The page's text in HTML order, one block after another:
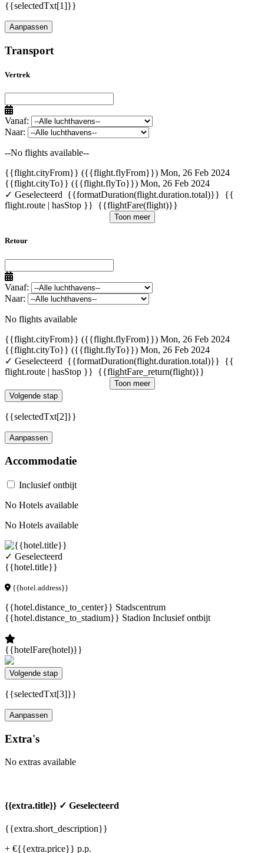
{{selectedTxt[1]}}
Aanpassen
Transport
Vertrek
Vanaf:
Naar:
--No flights available--
{{flight.cityFrom}} ({{flight.flyFrom}}) Mon, 26 Feb 2024
{{flight.cityTo}} ({{flight.flyTo}}) Mon, 26 Feb 2024
✓ Geselecteerd {{formatDuration(flight.duration.total)}} {{
flight.route | hasStop }} {{flightFare(flight)}}
Toon meer
Retour
Vanaf:
Naar:
No flights available
{{flight.cityFrom}} ({{flight.flyFrom}}) Mon, 26 Feb 2024
{{flight.cityTo}} ({{flight.flyTo}}) Mon, 26 Feb 2024
✓ Geselecteerd {{formatDuration(flight.duration.total)}} {{
flight.route | hasStop }} {{flightFare_return(flight)}}
Toon meer
Volgende stap
{{selectedTxt[2]}}
Aanpassen
Accommodatie
Inclusief ontbijt
No Hotels available
No Hotels available
✓ Geselecteerd
{{hotel.title}}
{{hotel.address}}
{{hotel.distance_to_center}} Stadscentrum
{{hotel.distance_to_stadium}} Stadion Inclusief ontbijt
{{hotelFare(hotel)}}
Volgende stap
{{selectedTxt[3]}}
Aanpassen
Extra's
No extras available
{{extra.title}} ✓ Geselecteerd
{{extra.short_description}}
+ €{{extra.price}} p.p.